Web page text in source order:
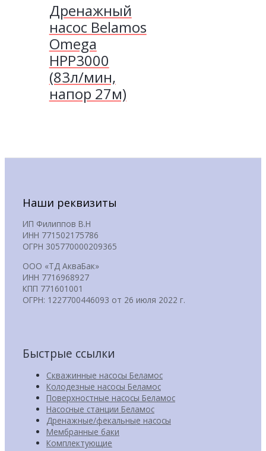
Дренажный
насос Belamos
Omega
НРР3000
(83л/мин,
напор 27м)
Наши реквизиты
ИП Филиппов В.Н
ИНН 771502175786
ОГРН 305770000209365
ООО «ТД АкваБак»
ИНН 7716968927
КПП 771601001
ОГРН: 1227700446093 от 26 июля 2022 г.
Быстрые ссылки
Скважинные насосы Беламос
Колодезные насосы Беламос
Поверхностные насосы Беламос
Насосные станции Беламос
Дренажные/фекальные насосы
Мембранные баки
Комплектующие